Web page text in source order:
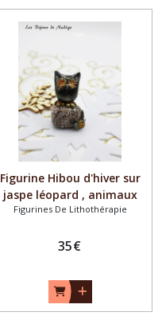
Figurine Hibou d'hiver sur
jaspe léopard , animaux
totems
Figurines De Lithothérapie
35€